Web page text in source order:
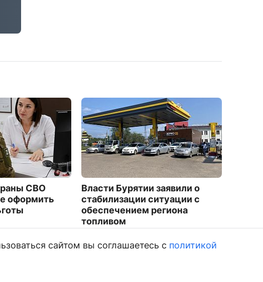
СВО
оформить
Власти Бурятии заявили о
стабилизации ситуации с
обеспечением региона
топливом
сайтом вы соглашаетесь с политикой